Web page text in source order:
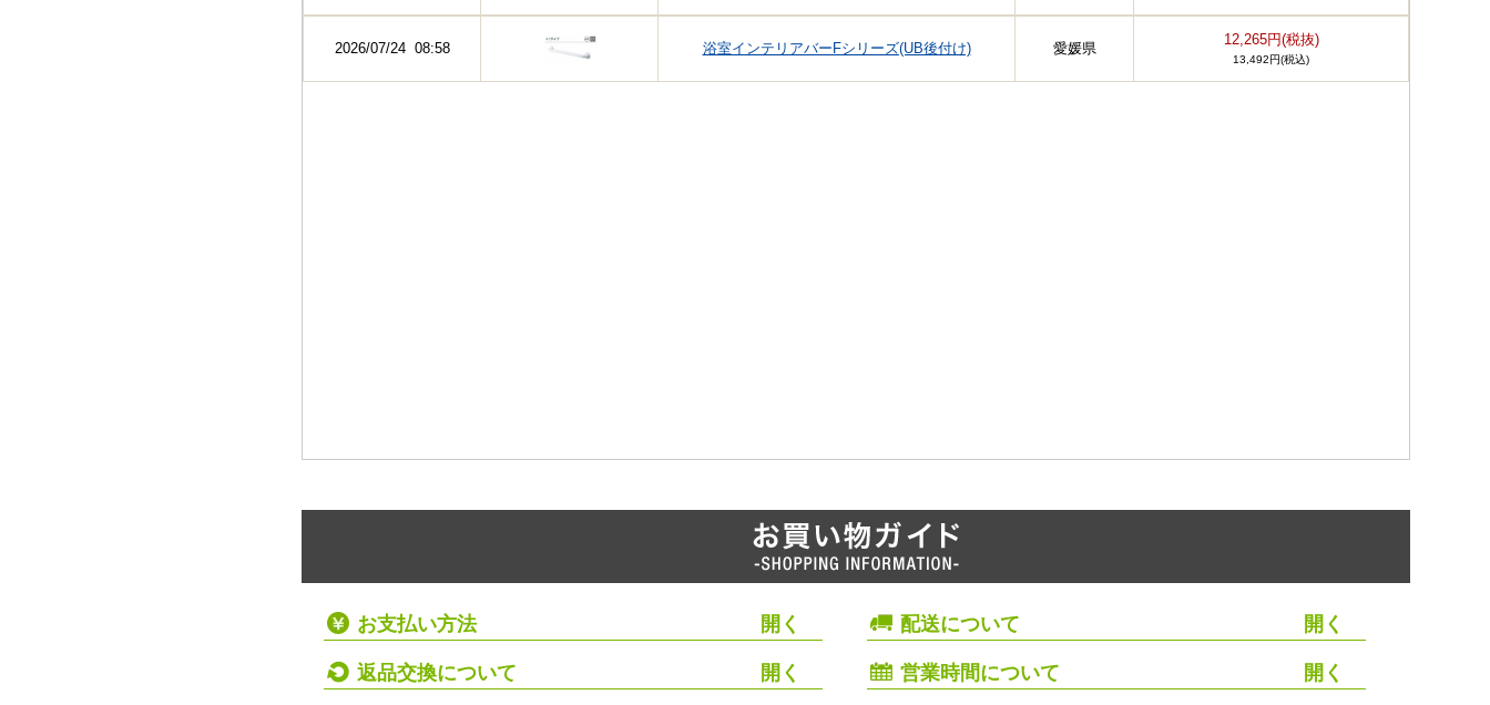
2026/07/24 08:58 浴室インテリアバーFシリーズ(UB後付け) 愛媛県
12,265円(税抜)
13,492円(税込)
お支払い方法
返品交換について
配送について
営業時間について